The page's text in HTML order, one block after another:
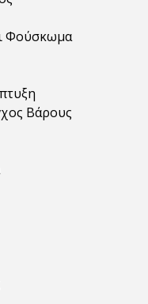
Φούσκωμα
Βάρους